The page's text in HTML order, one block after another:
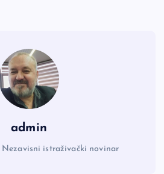
admin
Nezavisni istraživački novinar